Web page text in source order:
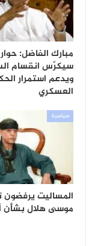
مبارك الفاضل:
سيكرّس انقسام
ويدعم استمرار
العسكري
سياسية
المساليت
موسى هلال بشأن